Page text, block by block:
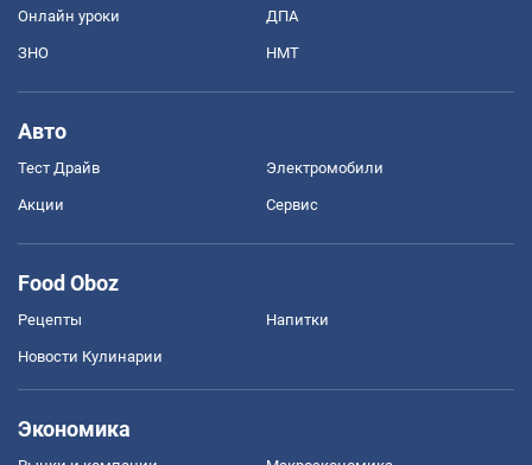
Онлайн уроки ДПА
ЗНО НМТ
Авто
Тест Драйв Электромобили
Акции Сервис
Food Oboz
Рецепты Напитки
Новости Кулинарии
Экономика